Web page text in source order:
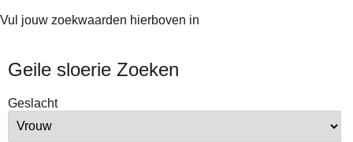
Vul jouw zoekwaarden hierboven in
Geile sloerie Zoeken
Geslacht